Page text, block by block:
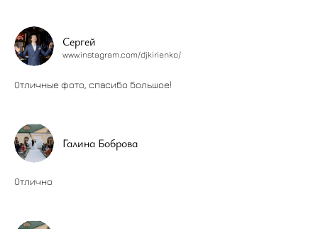
Сергей
www.instagram.com/djkirienko/
Отличные фото, спасибо большое!
Галина Боброва
Отлично